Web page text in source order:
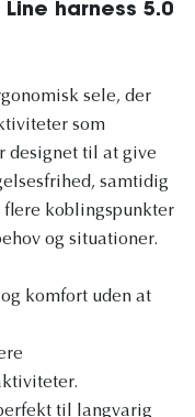
harness 5.0
sele, der
som
designet til at give
samtidig
koblingspunkter
og situationer.
komfort uden at
til langvarig